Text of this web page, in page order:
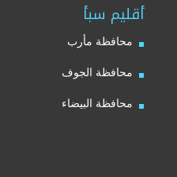
أقليم سبأ
محافظة مأرب
محافظة الجوف
محافظة البيضاء